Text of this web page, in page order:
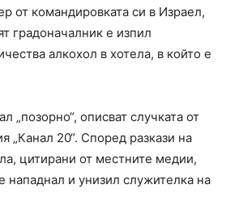
от командировката си в Израел,
градоначалник е изпил
алкохол в хотела, в който е
„позорно“, описват случката от
„Канал 20“. Според разкази на
цитирани от местните медии,
нападнал и унизил служителка на